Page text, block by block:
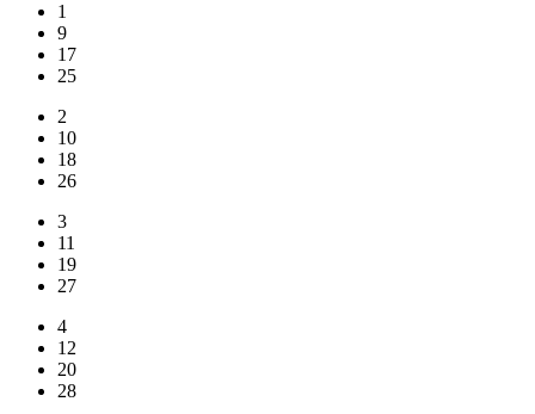
1
9
17
25
2
10
18
26
3
11
19
27
4
12
20
28